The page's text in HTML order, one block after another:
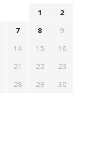
1
2
7 8
9
14 15
16
21 22
23
28 29
30